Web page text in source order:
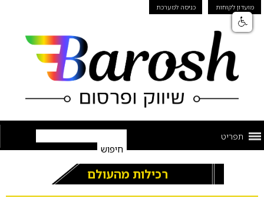
מועדון לקוחות כניסה למערכת
תפריט
רכילות מהעולם